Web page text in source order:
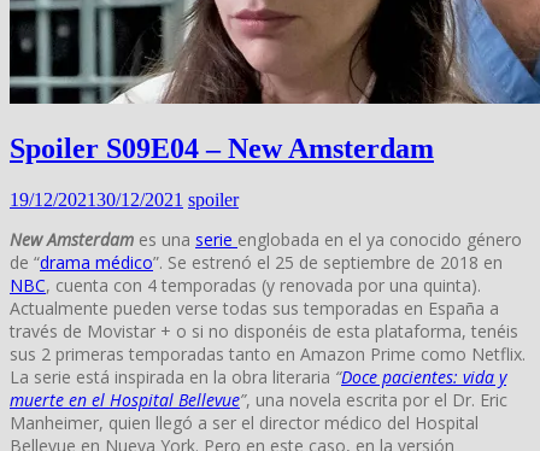
Spoiler S09E04 – New Amsterdam
19/12/202130/12/2021 spoiler
New Amsterdam es una serie englobada en el ya conocido género
de “drama médico”. Se estrenó el 25 de septiembre de 2018 en
NBC, cuenta con 4 temporadas (y renovada por una quinta).
Actualmente pueden verse todas sus temporadas en España a
través de Movistar + o si no disponéis de esta plataforma, tenéis
sus 2 primeras temporadas tanto en Amazon Prime como Netflix.
La serie está inspirada en la obra literaria “Doce pacientes: vida y
muerte en el Hospital Bellevue”, una novela escrita por el Dr. Eric
Manheimer, quien llegó a ser el director médico del Hospital
Bellevue en Nueva York. Pero en este caso, en la versión